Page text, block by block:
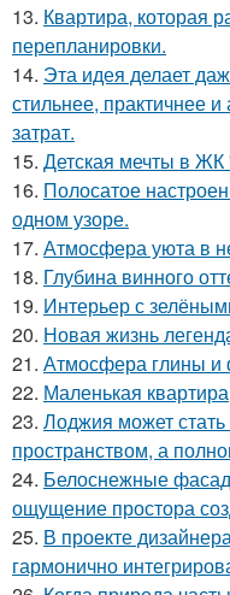
13. Квартира, которая
перепланировки.
14. Эта идея делает
стильнее, практичнее
затрат.
15. Детская мечты в ЖК
16. Полосатое
одном узоре.
17. Атмосфера уюта в
18. Глубина винного
19. Интерьер с
20. Новая жизнь
21. Атмосфера глины и
22. Маленькая
23. Лоджия может
пространством, а
24. Белоснежные
ощущение простора
25. В проекте
гармонично